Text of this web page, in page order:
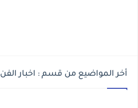
أخر المواضيع من قسم : اخبار الفن